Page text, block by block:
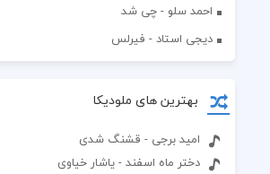
احمد سلو - چی شد
دیجی استاد - فیرلس
بهترین های ملودیکا
امید برجی - قشنگ شدی
دختر ماه اسفند - یاشار خیاوی